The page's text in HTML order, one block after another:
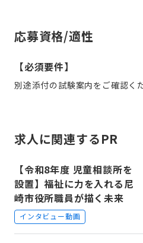
応募資格/適性
【必須要件】
別途添付の試験案内をご確認く
求人に関連するPR
【令和8年度 児童相談所を
設置】福祉に力を入れる尼
崎市役所職員が描く未来
インタビュー動画